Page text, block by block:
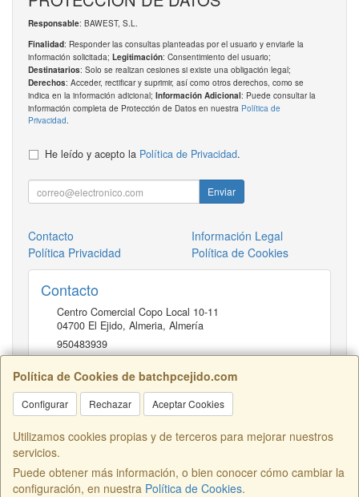
Política de Cookies de batchpcejido.com
Configurar Rechazar Aceptar Cookies
Utilizamos cookies propias y de terceros para mejorar nuestros
servicios.
Puede obtener más información, o bien conocer cómo cambiar la
configuración, en nuestra Política de Cookies.
Responsable: BAWEST, S.L.
Finalidad: Responder las consultas planteadas por el usuario y enviarle la
información solicitada; Legitimación: Consentimiento del usuario;
Destinatarios: Solo se realizan cesiones si existe una obligación legal;
Derechos: Acceder, rectificar y suprimir, así como otros derechos, como se
indica en la información adicional; Información Adicional: Puede consultar la
información completa de Protección de Datos en nuestra Política de
Privacidad.
He leído y acepto la Política de Privacidad.
Enviar
Contacto
Información Legal
Política Privacidad
Política de Cookies
Contacto
Centro Comercial Copo Local 10-11
04700 El Ejido, Almeria, Almería
950483939
Horario
10 a 22H
Centro Comercial Copo Local 46, 04700, Almería, España. - C.I.F.:
B04401741 - Tfno: 950483939